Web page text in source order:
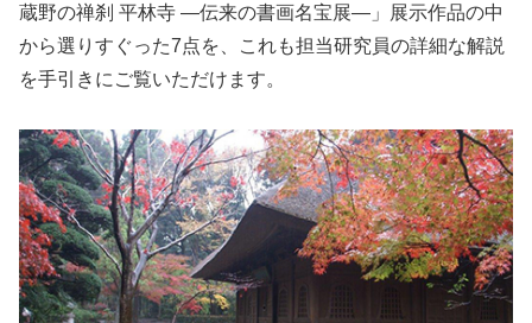
蔵野の禅刹 平林寺 ―伝来の書画名宝展―」展示作品の中
から選りすぐった7点を、これも担当研究員の詳細な解説
を手引きにご覧いただけます。